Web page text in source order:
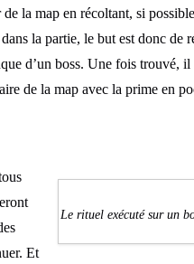
la map en récoltant, si
la partie, le but est donc
d’un boss. Une fois trouvé, il
de la map avec la prime en
Le rituel exécuté sur un
Et